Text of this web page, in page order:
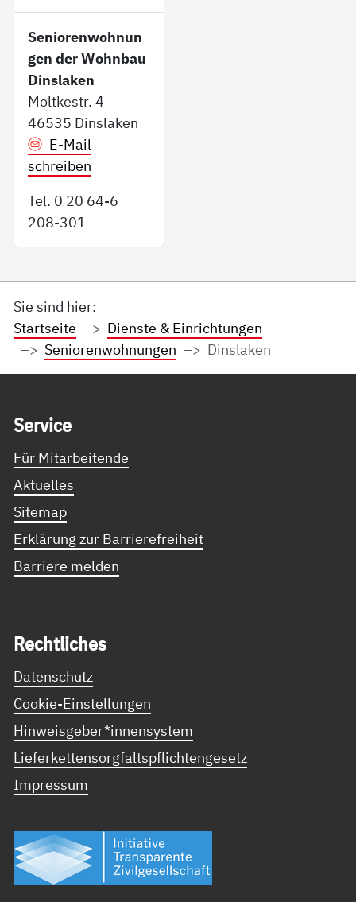
Seniorenwohnun
gen der Wohnbau
Dinslaken
Moltkestr. 4
46535 Dinslaken
E-Mail
schreiben
Tel. 0 20 64-6
208-301
Sie sind hier:
Startseite
Dienste & Einrichtungen
Seniorenwohnungen
Dinslaken
Ser­vice
Für Mitarbeitende
Aktuelles
Sitemap
Erklärung zur Barrierefreiheit
Barriere melden
Recht­li­ches
Datenschutz
Cookie-Einstellungen
Hinweisgeber*innensystem
Lieferkettensorgfaltspflichtengesetz
Impressum